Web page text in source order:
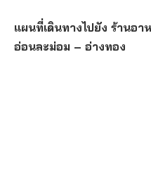
แผนที่เดินทางไปยัง ร้านอา
อ่อนละม่อม – อ่างทอง